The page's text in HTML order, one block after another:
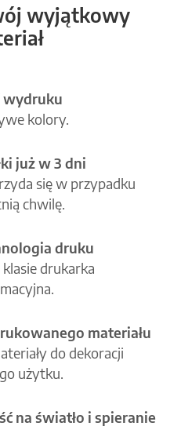
wyjątkowy
wydruku
kolory.
już w 3 dni
się w przypadku
chwilę.
druku
drukarka
materiału
do dekoracji
użytku.
na światło i spieranie